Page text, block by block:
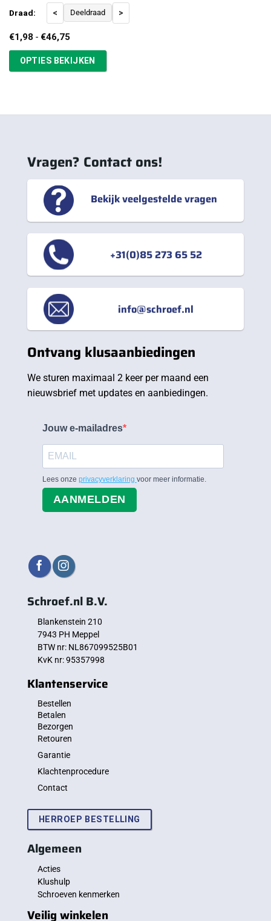
Draad: < Deeldraad Voldraad
>
€1,98 - €46,75Prijsklasse:
tot
€46,75
OPTIES BEKIJKEN
Vragen? Contact ons!
Bekijk veelgestelde vragen
+31(0)85 273 65 52
info@schroef.nl
Ontvang klusaanbiedingen
We sturen maximaal 2 keer per maand een
nieuwsbrief met updates en aanbiedingen.
Jouw e-mailadres
Lees onze privacyverklaring voor meer informatie.
AANMELDEN
Schroef.nl B.V.
Blankenstein 210
7943 PH Meppel
BTW nr: NL867099525B01
KvK nr: 95357998
Klantenservice
Bestellen
Betalen
Bezorgen
Retouren
Garantie
Klachtenprocedure
Contact
HERROEP BESTELLING
Algemeen
Acties
Klushulp
Schroeven kenmerken
Veilig winkelen